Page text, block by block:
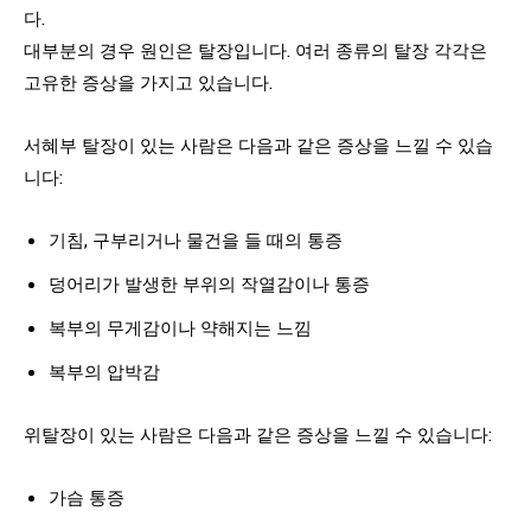
다.
대부분의 경우 원인은 탈장입니다. 여러 종류의 탈장 각각은
고유한 증상을 가지고 있습니다.
서혜부 탈장이 있는 사람은 다음과 같은 증상을 느낄 수 있습
니다:
기침, 구부리거나 물건을 들 때의 통증
덩어리가 발생한 부위의 작열감이나 통증
복부의 무게감이나 약해지는 느낌
복부의 압박감
위탈장이 있는 사람은 다음과 같은 증상을 느낄 수 있습니다:
가슴 통증